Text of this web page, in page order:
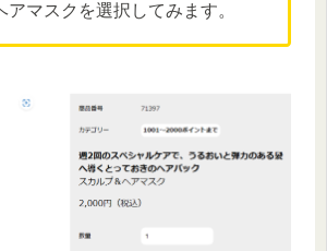
アマスクを選択してみます。